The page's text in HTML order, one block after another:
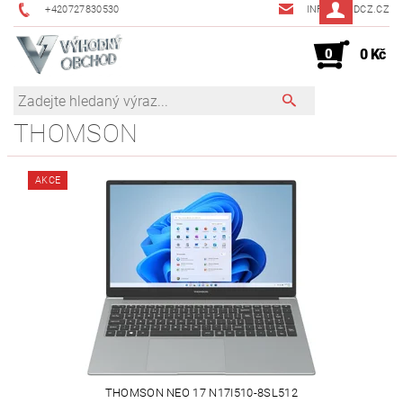
+420727830530 INFO@JMDCZ.CZ
0 0 Kč
THOMSON
AKCE
THOMSON NEO 17 N17I510-8SL512